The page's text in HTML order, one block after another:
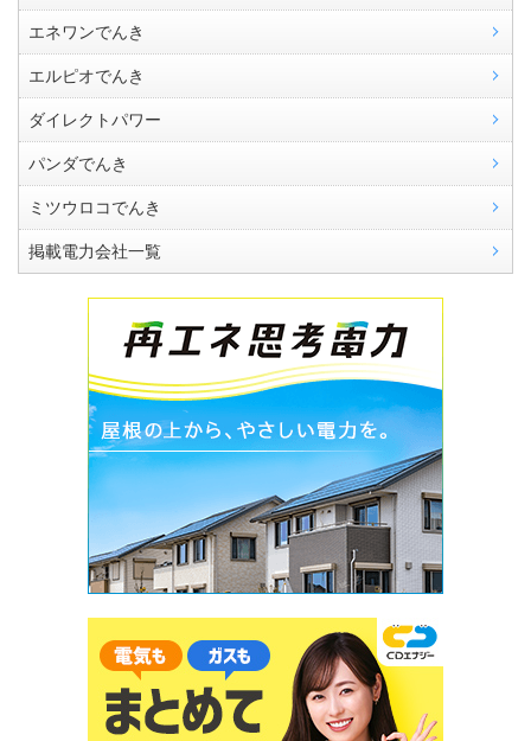
エネワンでんき
エルピオでんき
ダイレクトパワー
パンダでんき
ミツウロコでんき
掲載電力会社一覧